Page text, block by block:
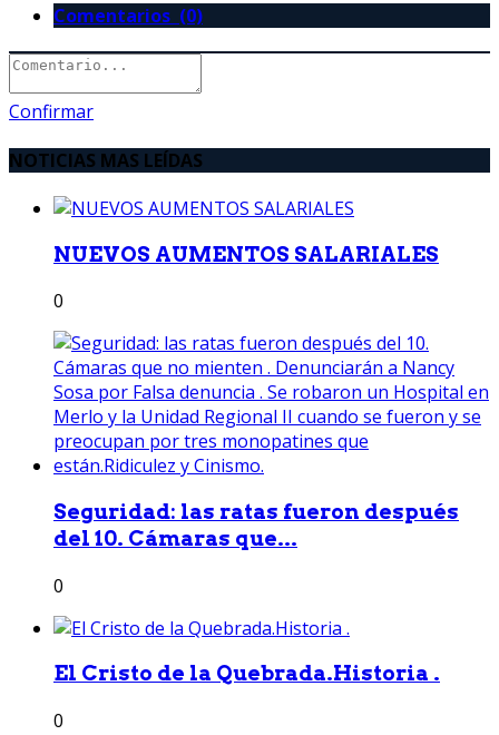
Comentarios (0)
Confirmar
NOTICIAS MAS LEÍDAS
NUEVOS AUMENTOS SALARIALES
0
Seguridad: las ratas fueron después
del 10. Cámaras que...
0
El Cristo de la Quebrada.Historia .
0